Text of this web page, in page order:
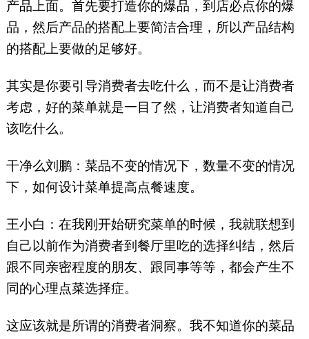
产品上面。首先要打造你的爆品，到店必点你的爆
品，然后产品的搭配上要简洁合理，所以产品结构
的搭配上要做的足够好。
其实是你要引导消费者去吃什么，而不是让消费者
考虑，好的菜单就是一目了然，让消费者知道自己
该吃什么。
干净么刘鹏：菜品不变的情况下，数量不变的情况
下，如何设计菜单提高点餐速度。
王小白：在我刚开始研究菜单的时候，我就联想到
自己以前作为消费者到餐厅里吃的选择纠结，然后
跟不同亲密程度的朋友、跟同事等等，都会产生不
同的心理点菜选择症。
这应该就是所谓的消费者洞察。我不知道你的菜品